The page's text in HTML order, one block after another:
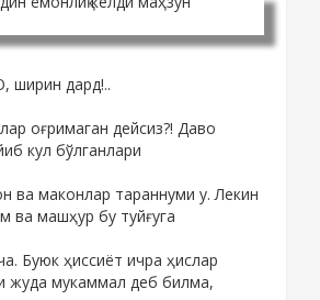
ширин дард!..
оғримаган дейсиз?! Даво
кул бўлганлари
ва маконлар тараннуми у. Лекин
ва машҳур бу туйғуга
Буюк ҳиссиёт ичра ҳислар
жуда мукаммал деб билма,